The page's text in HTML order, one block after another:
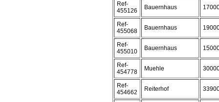
Ref-
455126
Bauernhaus
Ref-
455068
Bauernhaus
Ref-
455010
Bauernhaus
Ref-
454778
Muehle
Ref-
454662
Reiterhof